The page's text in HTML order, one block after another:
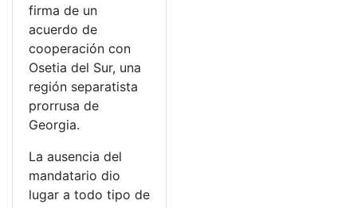
firma de un
acuerdo de
cooperación con
Osetia del Sur, una
región separatista
prorrusa de
Georgia.
La ausencia del
mandatario dio
lugar a todo tipo de